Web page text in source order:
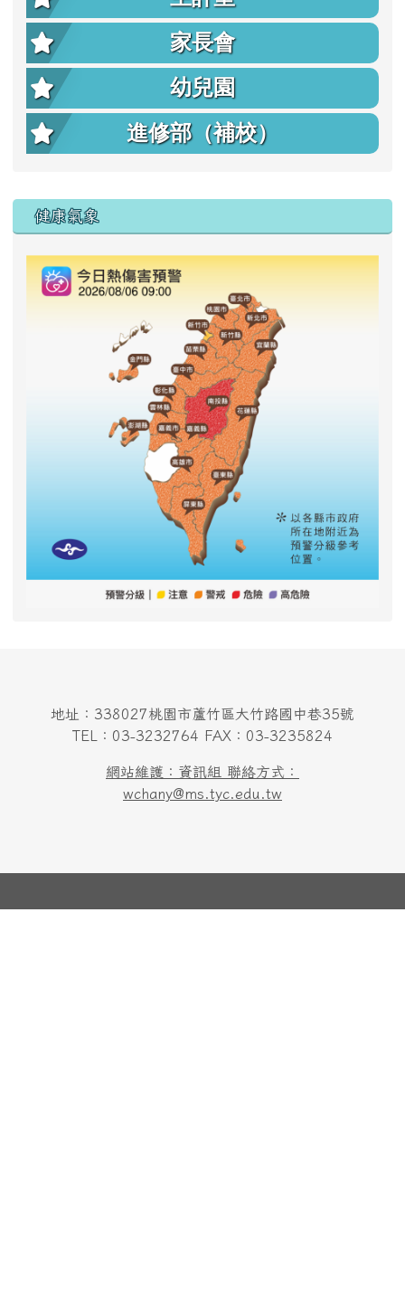
家長會
幼兒園
進修部（補校）
右邊區域內容
健康氣象
地址：338027桃園市蘆竹區大竹路國中巷35號
TEL：03-3232764 FAX：03-3235824
網站維護：資訊組 聯絡方式：
wchany@ms.tyc.edu.tw